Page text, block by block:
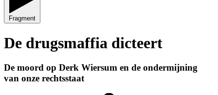
Fragment
De drugsmaffia dicteert
De moord op Derk Wiersum en de ondermijning
van onze rechtsstaat